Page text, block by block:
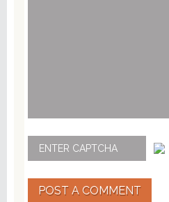
POST A COMMENT